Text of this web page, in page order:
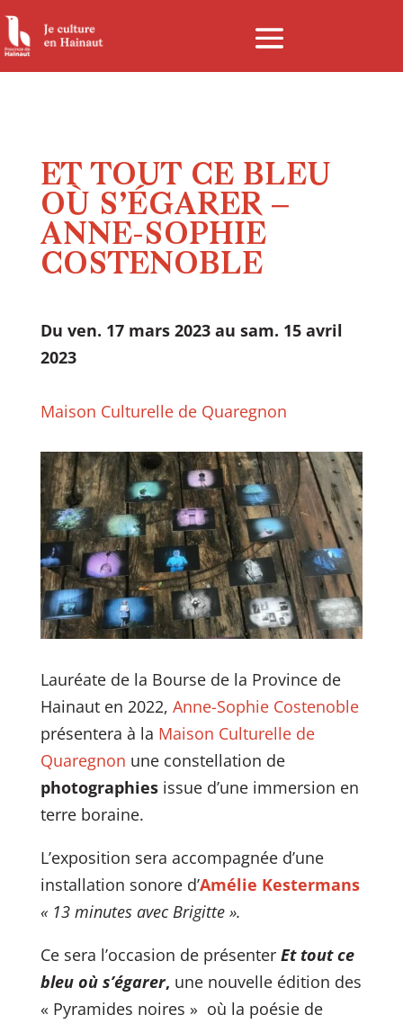
Panneau de gestion des cookies
ET TOUT CE BLEU
OÙ S’ÉGARER –
ANNE-SOPHIE
COSTENOBLE
Du ven. 17 mars 2023 au sam. 15 avril
2023
Maison Culturelle de Quaregnon
Lauréate de la Bourse de la Province de
Hainaut en 2022, Anne-Sophie Costenoble
présentera à la Maison Culturelle de
Quaregnon une constellation de
photographiesissue d’une immersion en
terre boraine.
L’exposition sera accompagnée d’une
installation sonore d’Amélie Kestermans
« 13 minutes avec Brigitte ».
Ce sera l’occasion de présenter Et tout ce
bleu où s’égarer, une nouvelle édition des
« Pyramides noires » où la poésie de